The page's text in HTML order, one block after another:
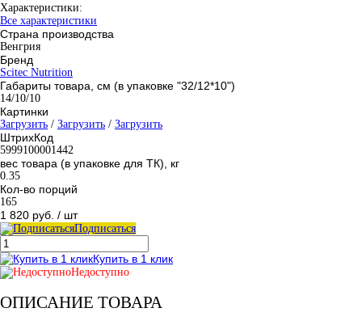
Характеристики:
Все характеристики
Страна производства
Венгрия
Бренд
Scitec Nutrition
Габариты товара, см (в упаковке "32/12*10")
14/10/10
Картинки
Загрузить / Загрузить / Загрузить
ШтрихКод
5999100001442
вес товара (в упаковке для ТК), кг
0.35
Кол-во порций
165
1 820 руб. / шт
Подписаться
Купить в 1 клик
Недоступно
ОПИСАНИЕ ТОВАРА